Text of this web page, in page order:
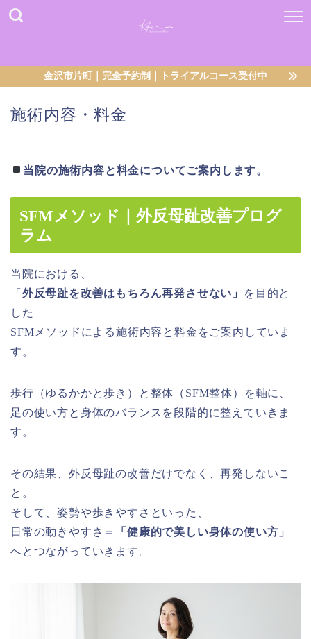
金沢市片町｜完全予約制｜トライアルコース受付中
施術内容・料金
当院の施術内容と料金についてご案内します。
SFMメソッド｜外反母趾改善プログ
ラム
当院における、
「 外反母趾を改善はもちろん再発させない」
を目的と
した
SFMメソッドによる施術内容と料金をご案内していま
す。
歩行（ゆるかかと歩き）と整体（SFM整体）を軸に、
足の使い方と身体のバランスを段階的に整えていきま
す。
その結果、外反母趾の改善だけでなく、再発しないこ
と。
そして、姿勢や歩きやすさといった、
日常の動きやすさ＝
「健康的で美しい身体の使い方」
へとつながっていきます。